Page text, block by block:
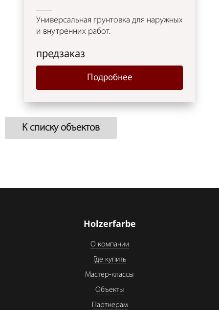
Универсальная грунтовка для наружных
и внутренних работ.
предзаказ
Подробнее
К списку объектов
Holzerfarbe
О компании
Где купить
Мастер-классы
Объекты
Партнерам